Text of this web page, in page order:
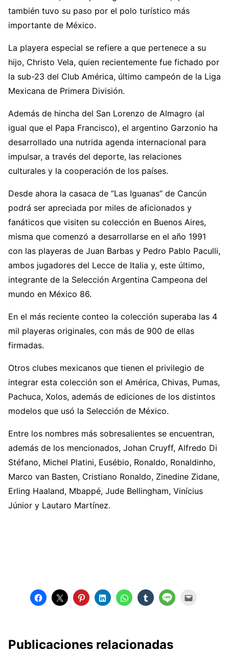
también tuvo su paso por el polo turístico más
importante de México.
La playera especial se refiere a que pertenece a su
hijo, Christo Vela, quien recientemente fue fichado por
la sub-23 del Club América, último campeón de la Liga
Mexicana de Primera División.
Además de hincha del San Lorenzo de Almagro (al
igual que el Papa Francisco), el argentino Garzonio ha
desarrollado una nutrida agenda internacional para
impulsar, a través del deporte, las relaciones
culturales y la cooperación de los países.
Desde ahora la casaca de “Las Iguanas” de Cancún
podrá ser apreciada por miles de aficionados y
fanáticos que visiten su colección en Buenos Aires,
misma que comenzó a desarrollarse en el año 1991
con las playeras de Juan Barbas y Pedro Pablo Paculli,
ambos jugadores del Lecce de Italia y, este último,
integrante de la Selección Argentina Campeona del
mundo en México 86.
En el más reciente conteo la colección superaba las 4
mil playeras originales, con más de 900 de ellas
firmadas.
Otros clubes mexicanos que tienen el privilegio de
integrar esta colección son el América, Chivas, Pumas,
Pachuca, Xolos, además de ediciones de los distintos
modelos que usó la Selección de México.
Entre los nombres más sobresalientes se encuentran,
además de los mencionados, Johan Cruyff, Alfredo Di
Stéfano, Michel Platini, Eusébio, Ronaldo, Ronaldinho,
Marco van Basten, Cristiano Ronaldo, Zinedine Zidane,
Erling Haaland, Mbappé, Jude Bellingham, Vinícius
Júnior y Lautaro Martínez.
Publicaciones relacionadas